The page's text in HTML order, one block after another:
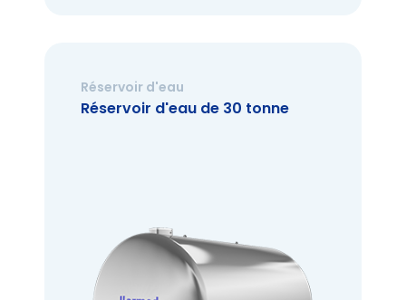
Réservoir d'eau
Réservoir d'eau de 30 tonne